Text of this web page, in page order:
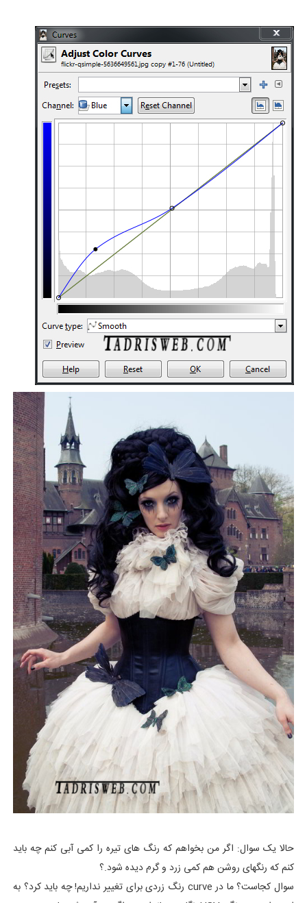
حالا یک سوال: اگر من بخواهم که رنگ های تیره را کمی آبی کنم چه باید
کنم که رنگهای روشن هم کمی زرد و گرم دیده شود.؟
سوال کجاست؟ ما در curve رنگ زردی برای تغییر نداریم! چه باید کرد؟ به